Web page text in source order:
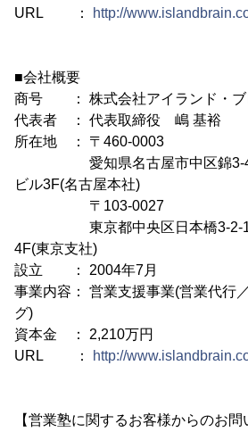
URL ：
http://
■会社概要
商号 ： 株式会社アイランド・ブ
代表者 ： 代表取締役 嶋 基裕
所在地 ： 〒460-0003
愛知県名古屋市中区錦3-4-6
ビル3F(名古屋本社)
〒103-0027
東京都中央区日本橋3-2-14
4F(東京支社)
設立 ： 2004年7月
事業内容： 営業支援事業(営業代行
グ)
資本金 ： 2,210万円
URL ：
http://
【営業塾に関するお客様からのお問